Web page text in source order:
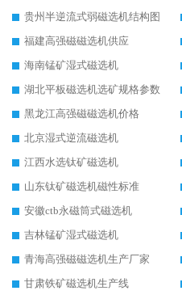
贵州半逆流式弱磁选机结构图
福建高强磁磁选机供应
海南锰矿湿式磁选机
湖北平板磁选机选矿规格参数
黑龙江高强磁磁选机价格
北京湿式逆流磁选机
江西水选钛矿磁选机
山东钛矿磁选机磁性标准
安徽ctb永磁筒式磁选机
吉林锰矿湿式磁选机
青海高强磁磁选机生产厂家
甘肃铁矿磁选机生产线